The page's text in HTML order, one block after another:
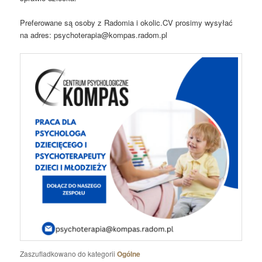
Preferowane są osoby z Radomia i okolic.CV prosimy wysyłać
na adres:psychoterapia@kompas.radom.pl
Zaszufladkowano do kategorii Ogólne